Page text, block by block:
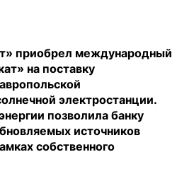
приобрел международный
на поставку
электростанции.
позволила банку
источников
собственного